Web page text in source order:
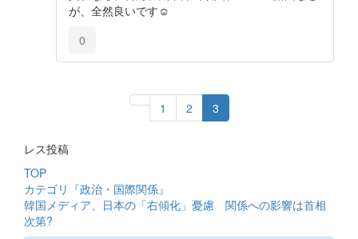
が、全然良いです☺️
0
1 2 3
レス投稿
TOP
カテゴリ『政治・国際関係』
韓国メディア、日本の「右傾化」憂慮 関係への影響は首相
次第?